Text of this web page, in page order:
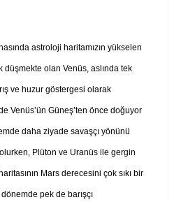
astroloji haritamızın yükselen
olan Venüs, aslında tek
ve huzur göstergesi olarak
Venüs’ün Güneş’ten önce doğuyor
daha ziyade savaşçı yönünü
Plüton ve Uranüs ile gergin
Mars derecesini çok sıkı bir
pek de barışçı